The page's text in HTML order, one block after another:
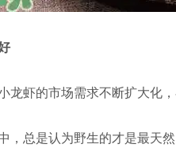
龙虾的市场需求不断扩大化
，总是认为野生的才是最天